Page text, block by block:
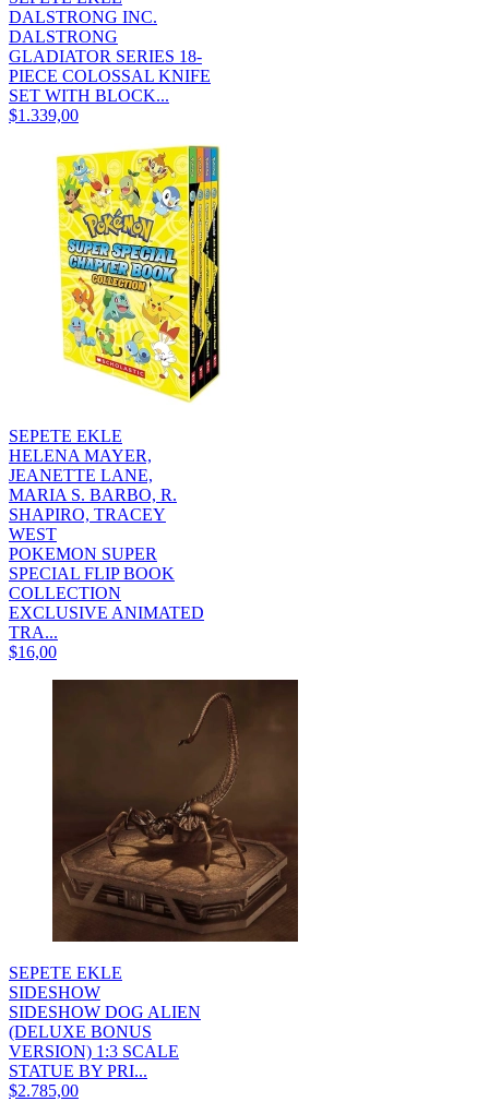
DALSTRONG INC.
DALSTRONG
GLADIATOR SERIES 18-
PIECE COLOSSAL KNIFE
SET WITH BLOCK...
$1.339,00
SEPETE EKLE
HELENA MAYER,
JEANETTE LANE,
MARIA S. BARBO, R.
SHAPIRO, TRACEY
WEST
POKEMON SUPER
SPECIAL FLIP BOOK
COLLECTION
EXCLUSIVE ANIMATED
TRA...
$16,00
SEPETE EKLE
SIDESHOW
SIDESHOW DOG ALIEN
(DELUXE BONUS
VERSION) 1:3 SCALE
STATUE BY PRI...
$2.785,00